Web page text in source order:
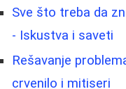
Sve što treba da
- Iskustva i saveti
Rešavanje
crvenilo i mitiseri